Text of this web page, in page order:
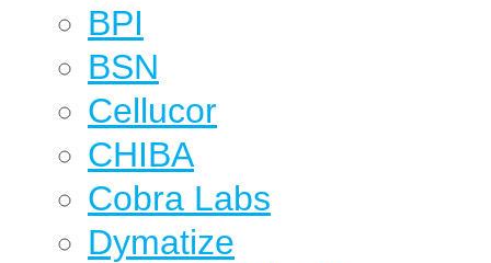
BPI
BSN
Cellucor
CHIBA
Cobra Labs
Dymatize